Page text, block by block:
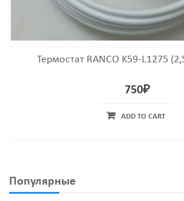
Термостат RANCO K59-L1275
750₽
ADD TO CART
Популярные